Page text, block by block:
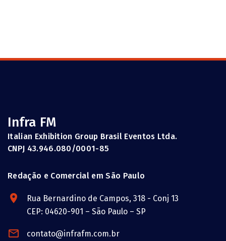
Infra FM
Italian Exhibition Group Brasil Eventos Ltda.
CNPJ 43.946.080/0001-85
Redação e Comercial em São Paulo
Rua Bernardino de Campos, 318 - Conj 13
CEP: 04620-901 – São Paulo – SP
contato@infrafm.com.br